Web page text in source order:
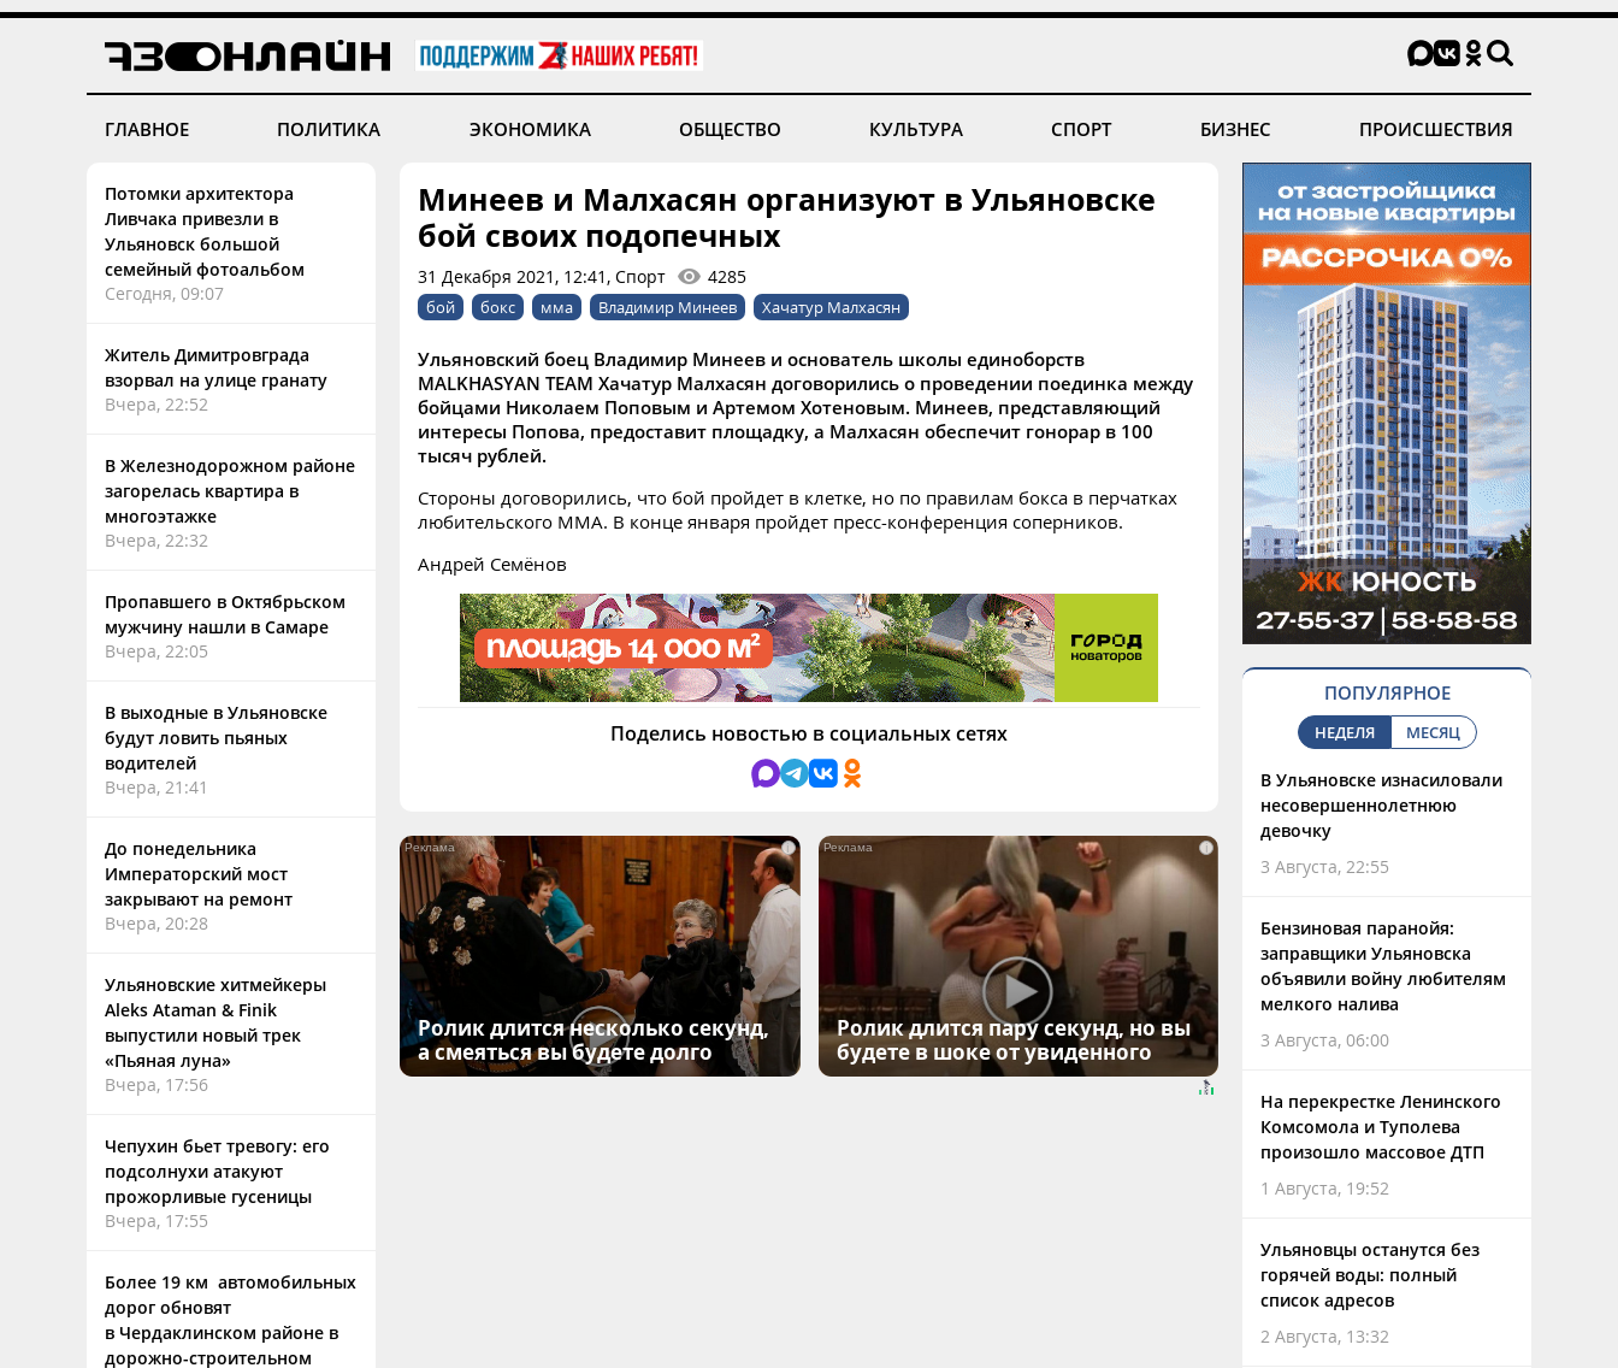
ГЛАВНОЕ ПОЛИТИКА ЭКОНОМИКА ОБЩЕСТВО КУЛЬТУРА СПОРТ БИЗНЕС ПРОИСШЕСТВИЯ
Потомки архитектора
Ливчака привезли в
Ульяновск большой
семейный фотоальбом
Сегодня, 09:07
Житель Димитровграда
взорвал на улице гранату
Вчера, 22:52
В Железнодорожном районе
загорелась квартира в
многоэтажке
Вчера, 22:32
Пропавшего в Октябрьском
мужчину нашли в Самаре
Вчера, 22:05
В выходные в Ульяновске
будут ловить пьяных
водителей
Вчера, 21:41
До понедельника
Императорский мост
закрывают на ремонт
Вчера, 20:28
Ульяновские хитмейкеры
Aleks Ataman & Finik
выпустили новый трек
«Пьяная луна»
Вчера, 17:56
Чепухин бьет тревогу: его
подсолнухи атакуют
прожорливые гусеницы
Вчера, 17:55
Более 19 км автомобильных
дорог обновят
в Чердаклинском районе в
дорожно-строительном
Минеев и Малхасян организуют в Ульяновске
бой своих подопечных
31 Декабря 2021, 12:41, Спорт 4285
бой бокс мма Владимир Минеев Хачатур Малхасян
Ульяновский боец Владимир Минеев и основатель школы единоборств
MALKHASYAN TEAM Хачатур Малхасян договорились о проведении поединка между
бойцами Николаем Поповым и Артемом Хотеновым. Минеев, представляющий
интересы Попова, предоставит площадку, а Малхасян обеспечит гонорар в 100
тысяч рублей.
Стороны договорились, что бой пройдет в клетке, но по правилам бокса в перчатках
любительского MMA. В конце января пройдет пресс-конференция соперников.
Андрей Семёнов
Поделись новостью в социальных сетях
i
Ролик длится несколько секунд,
а смеяться вы будете долго
i
Ролик длится пару секунд, но вы
будете в шоке от увиденного
ПОПУЛЯРНОЕ
НЕДЕЛЯ МЕСЯЦ
В Ульяновске изнасиловали
несовершеннолетнюю
девочку
3 Августа, 22:55
Бензиновая паранойя:
заправщики Ульяновска
объявили войну любителям
мелкого налива
3 Августа, 06:00
На перекрестке Ленинского
Комсомола и Туполева
произошло массовое ДТП
1 Августа, 19:52
Ульяновцы останутся без
горячей воды: полный
список адресов
2 Августа, 13:32